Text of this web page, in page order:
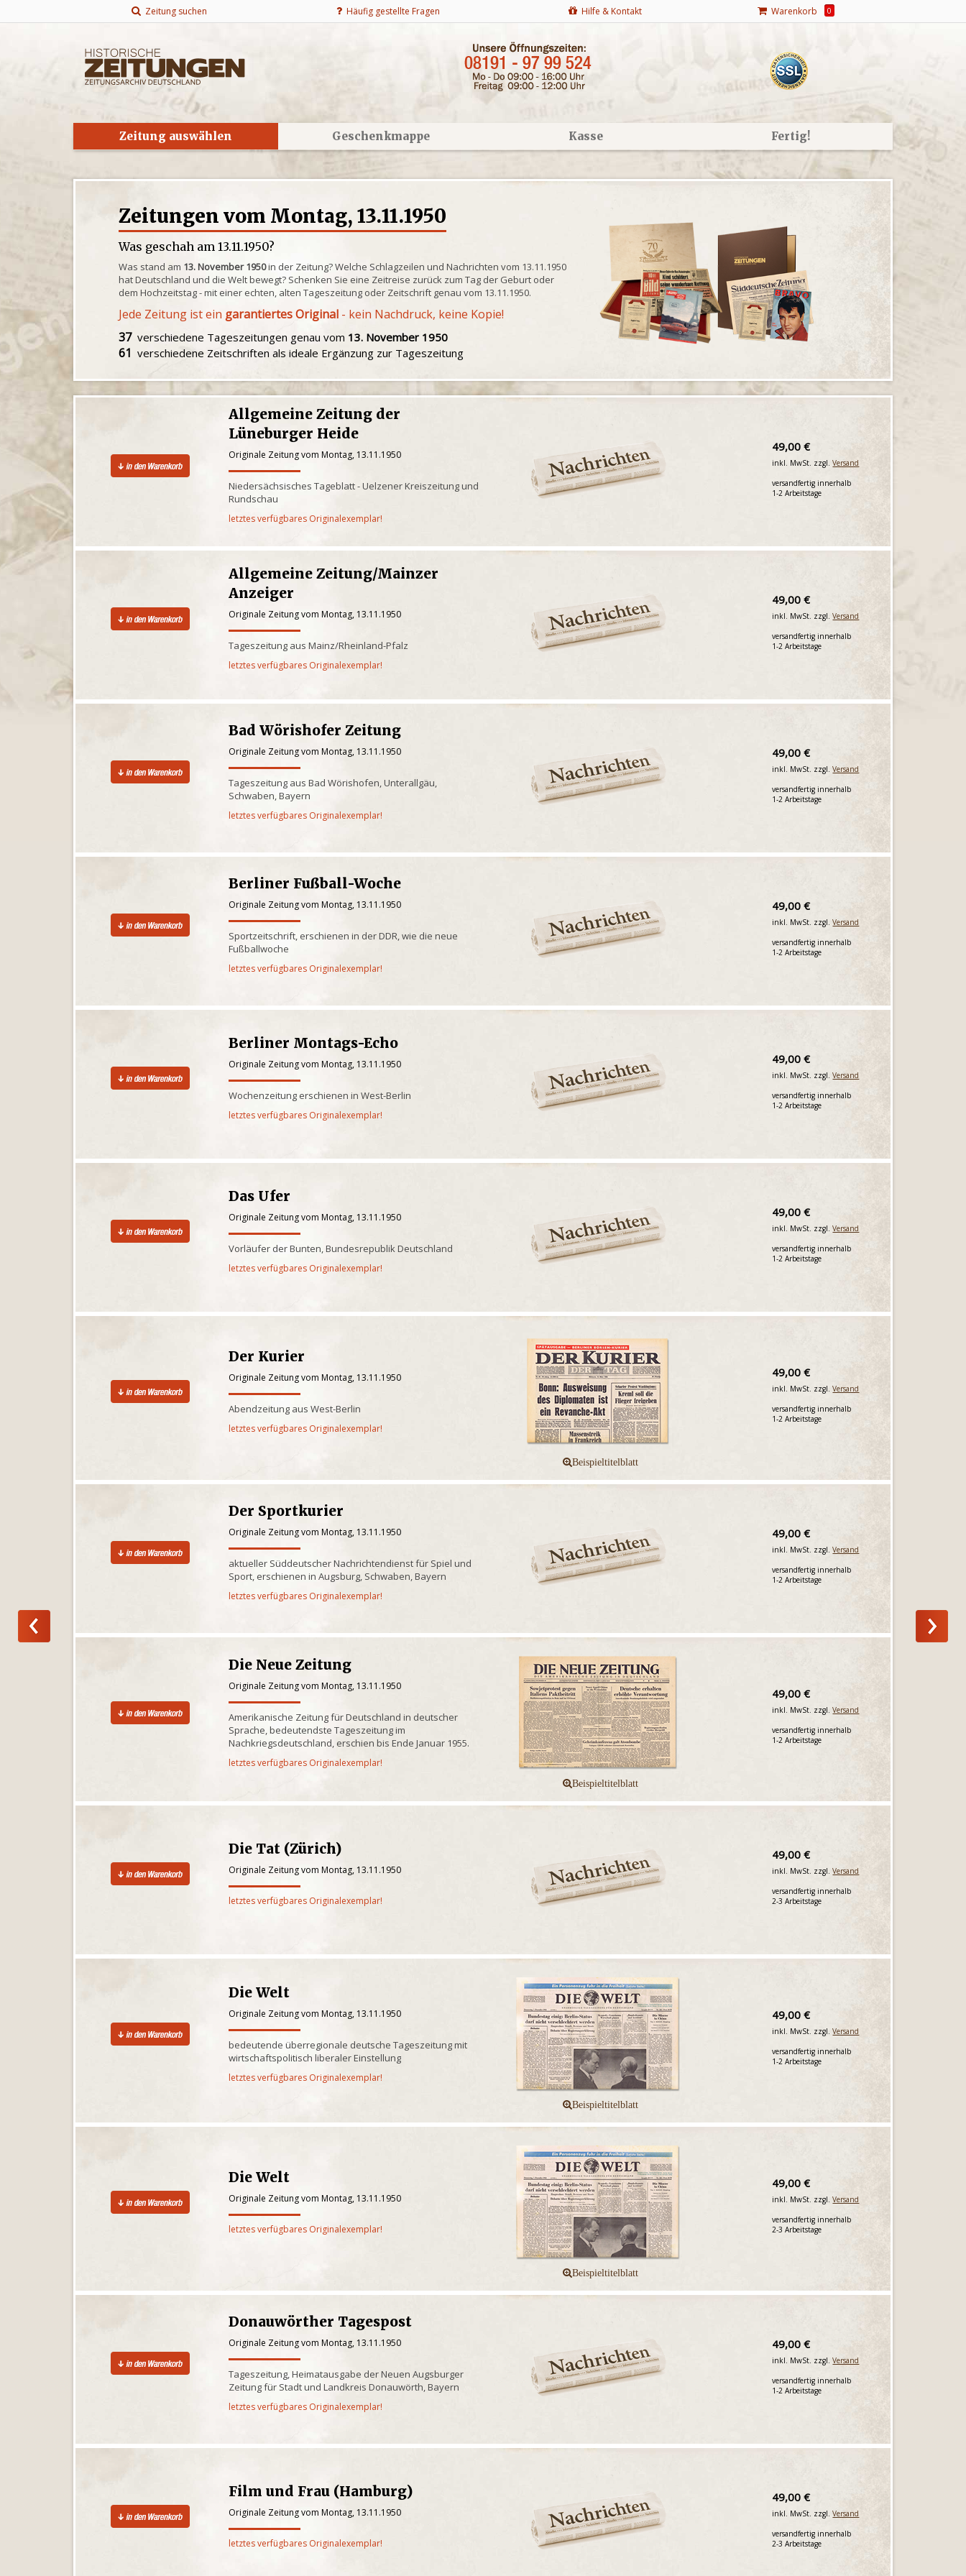
Zeitung suchen Häufig gestellte Fragen Hilfe & Kontakt Warenkorb 0
Zeitung auswählen Geschenkmappe Kasse Fertig!
Zeitungen vom Montag, 13.11.1950
Was geschah am 13.11.1950?
Was stand am 13. November 1950in der Zeitung? Welche Schlagzeilen und Nachrichten vom 13.11.1950
hat Deutschland und die Welt bewegt? Schenken Sie eine Zeitreise zurück zum Tag der Geburt oder
dem Hochzeitstag - mit einer echten, alten Tageszeitung oder Zeitschrift genau vom 13.11.1950.
Jede Zeitung ist ein garantiertes Original - kein Nachdruck, keine Kopie!
37verschiedene Tageszeitungen genau vom 13. November 1950
61 verschiedene Zeitschriften als ideale Ergänzung zur Tageszeitung
Allgemeine Zeitung der
Lüneburger Heide
Originale Zeitung vom Montag, 13.11.1950
Niedersächsisches Tageblatt - Uelzener Kreiszeitung und
Rundschau
letztes verfügbares Originalexemplar!
49,00 €
inkl. MwSt. zzgl.Versand
versandfertig innerhalb
1-2 Arbeitstage
Allgemeine Zeitung/Mainzer
Anzeiger
Originale Zeitung vom Montag, 13.11.1950
Tageszeitung aus Mainz/Rheinland-Pfalz
letztes verfügbares Originalexemplar!
49,00 €
inkl. MwSt. zzgl.Versand
versandfertig innerhalb
1-2 Arbeitstage
Bad Wörishofer Zeitung
Originale Zeitung vom Montag, 13.11.1950
Tageszeitung aus Bad Wörishofen, Unterallgäu,
Schwaben, Bayern
letztes verfügbares Originalexemplar!
49,00 €
inkl. MwSt. zzgl.Versand
versandfertig innerhalb
1-2 Arbeitstage
Berliner Fußball-Woche
Originale Zeitung vom Montag, 13.11.1950
Sportzeitschrift, erschienen in der DDR, wie die neue
Fußballwoche
letztes verfügbares Originalexemplar!
49,00 €
inkl. MwSt. zzgl.Versand
versandfertig innerhalb
1-2 Arbeitstage
Berliner Montags-Echo
Originale Zeitung vom Montag, 13.11.1950
Wochenzeitung erschienen in West-Berlin
letztes verfügbares Originalexemplar!
49,00 €
inkl. MwSt. zzgl.Versand
versandfertig innerhalb
1-2 Arbeitstage
Das Ufer
Originale Zeitung vom Montag, 13.11.1950
Vorläufer der Bunten, Bundesrepublik Deutschland
letztes verfügbares Originalexemplar!
49,00 €
inkl. MwSt. zzgl.Versand
versandfertig innerhalb
1-2 Arbeitstage
Der Kurier
Originale Zeitung vom Montag, 13.11.1950
Abendzeitung aus West-Berlin
letztes verfügbares Originalexemplar!
49,00 €
inkl. MwSt. zzgl.Versand
versandfertig innerhalb
1-2 Arbeitstage
Der Sportkurier
Originale Zeitung vom Montag, 13.11.1950
aktueller Süddeutscher Nachrichtendienst für Spiel und
Sport, erschienen in Augsburg, Schwaben, Bayern
letztes verfügbares Originalexemplar!
49,00 €
inkl. MwSt. zzgl.Versand
versandfertig innerhalb
1-2 Arbeitstage
Die Neue Zeitung
Originale Zeitung vom Montag, 13.11.1950
Amerikanische Zeitung für Deutschland in deutscher
Sprache, bedeutendste Tageszeitung im
Nachkriegsdeutschland, erschien bis Ende Januar 1955.
letztes verfügbares Originalexemplar!
49,00 €
inkl. MwSt. zzgl.Versand
versandfertig innerhalb
1-2 Arbeitstage
Die Tat (Zürich)
Originale Zeitung vom Montag, 13.11.1950
letztes verfügbares Originalexemplar!
49,00 €
inkl. MwSt. zzgl.Versand
versandfertig innerhalb
2-3 Arbeitstage
Die Welt
Originale Zeitung vom Montag, 13.11.1950
bedeutende überregionale deutsche Tageszeitung mit
wirtschaftspolitisch liberaler Einstellung
letztes verfügbares Originalexemplar!
49,00 €
inkl. MwSt. zzgl.Versand
versandfertig innerhalb
1-2 Arbeitstage
Die Welt
Originale Zeitung vom Montag, 13.11.1950
letztes verfügbares Originalexemplar!
49,00 €
inkl. MwSt. zzgl.Versand
versandfertig innerhalb
2-3 Arbeitstage
Donauwörther Tagespost
Originale Zeitung vom Montag, 13.11.1950
Tageszeitung, Heimatausgabe der Neuen Augsburger
Zeitung für Stadt und Landkreis Donauwörth, Bayern
letztes verfügbares Originalexemplar!
49,00 €
inkl. MwSt. zzgl.Versand
versandfertig innerhalb
1-2 Arbeitstage
Film und Frau (Hamburg)
Originale Zeitung vom Montag, 13.11.1950
letztes verfügbares Originalexemplar!
49,00 €
inkl. MwSt. zzgl.Versand
versandfertig innerhalb
2-3 Arbeitstage